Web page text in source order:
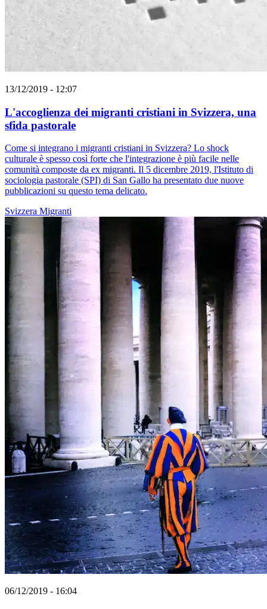
13/12/2019 - 12:07
L'accoglienza dei migranti cristiani in Svizzera, una
sfida pastorale
Come si integrano i migranti cristiani in Svizzera? Lo shock
culturale è spesso così forte che l'integrazione è più facile nelle
comunità composte da ex migranti. Il 5 dicembre 2019, l'Istituto di
sociologia pastorale (SPI) di San Gallo ha presentato due nuove
pubblicazioni su questo tema delicato.
Svizzera Migranti
06/12/2019 - 16:04